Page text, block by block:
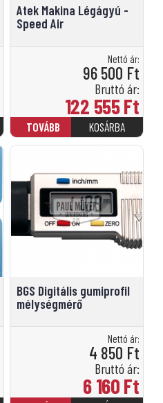
Atek Makina Légágyú -
Speed Air
Nettó ár:
96 500 Ft
Bruttó ár:
122 555Ft
BGS Digitális gumiprofil
mélységmérő
Nettó ár:
4 850 Ft
Bruttó ár:
6 160Ft